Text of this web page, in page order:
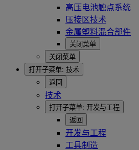
高压电池触点系统
压接区技术
金属塑料混合部件
关闭菜单
关闭菜单
打开子菜单: 技术
返回
技术
打开子菜单: 开发与工程
返回
开发与工程
工具制造